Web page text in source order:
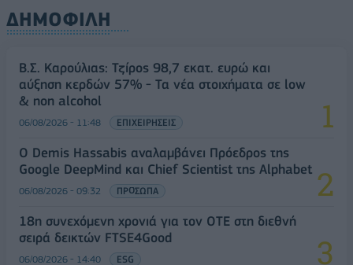
ΔΗΜΟΦΙΛΗ
Β.Σ. Καρούλιας: Τζίρος 98,7 εκατ. ευρώ και
αύξηση κερδών 57% - Τα νέα στοιχήματα σε low
& non alcohol
06/08/2026 - 11:48 ΕΠΙΧΕΙΡΗΣΕΙΣ
Ο Demis Hassabis αναλαμβάνει Πρόεδρος της
Google DeepMind και Chief Scientist της Alphabet
06/08/2026 - 09:32 ΠΡΟΣΩΠΑ
18η συνεχόμενη χρονιά για τον ΟΤΕ στη διεθνή
σειρά δεικτών FTSE4Good
06/08/2026 - 14:40 ESG